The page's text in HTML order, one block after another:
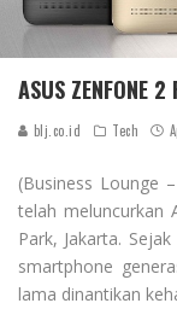
ASUS ZENFONE
blj.co.id Tech
(Business Lounge
telah meluncurkan
Park, Jakarta.
smartphone
lama dinantikan